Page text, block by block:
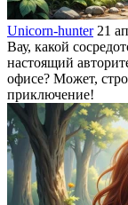
Unicorn-hunter 21
Вау, какой
настоящий
офисе? Может,
приключение!